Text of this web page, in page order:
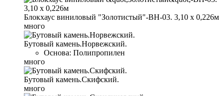
Блокхаус виниловый "Золотистый"-ВН-03. 3,10 х 0,226м
много
Бутовый камень.Норвежский.
Основа: Полипропилен
много
Бутовый камень.Скифский.
много